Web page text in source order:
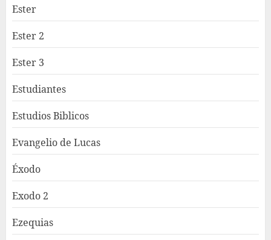
Ester
Ester 2
Ester 3
Estudiantes
Estudios Biblicos
Evangelio de Lucas
Éxodo
Exodo 2
Ezequias